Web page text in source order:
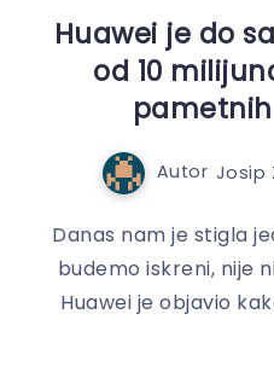
Huawei je do
od 10
Autor Josip
Danas nam je stigla
budemo iskreni, nije
Huawei je objavio